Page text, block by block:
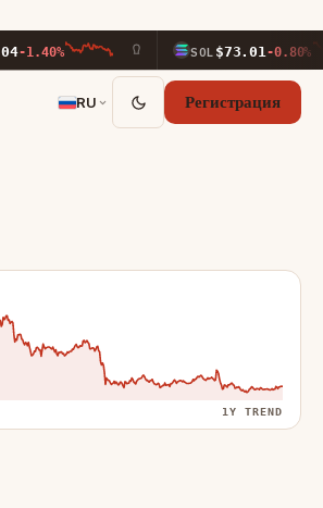
SOL $73.01-0.80%
RU Регистрация
1Y TREND